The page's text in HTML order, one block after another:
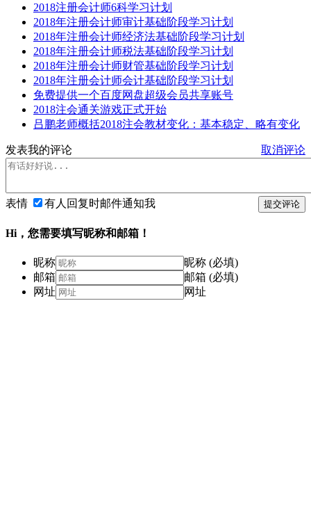
2018注册会计师6科学习计划
2018年注册会计师审计基础阶段学习计划
2018年注册会计师经济法基础阶段学习计划
2018年注册会计师税法基础阶段学习计划
2018年注册会计师财管基础阶段学习计划
2018年注册会计师会计基础阶段学习计划
免费提供一个百度网盘超级会员共享账号
2018注会通关游戏正式开始
吕鹏老师概括2018注会教材变化：基本稳定、略有变化
发表我的评论 取消评论
提交评论
表情 有人回复时邮件通知我
Hi，您需要填写昵称和邮箱！
昵称
昵称 (必填)
邮箱
邮箱 (必填)
网址
网址